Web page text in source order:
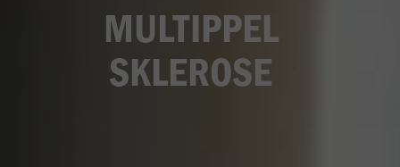
MULTIPPEL
SKLEROSE